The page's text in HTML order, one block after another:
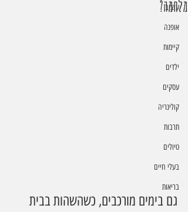
עיצוב
אופנה
קיימות
ילדים
עסקים
קולינריה
תרבות
טיולים
בעלי חיים
בריאות
מלחמה?
גם בימים מורכבים, כשהשהות בבית